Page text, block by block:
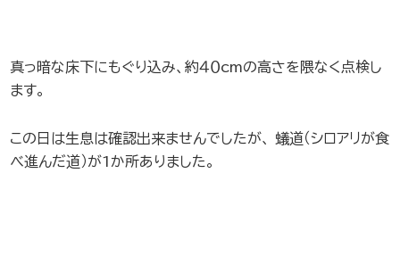
真っ暗な床下にもぐり込み、約４０cmの高さを隈なく点検し
ます。
この日は生息は確認出来ませんでしたが、 蟻道（シロアリが食
べ進んだ道）が1か所ありました。